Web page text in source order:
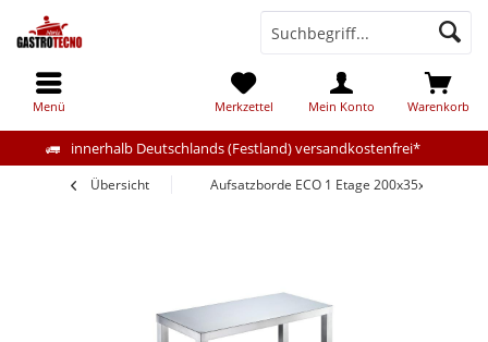
innerhalb Deutschlands (Festland) versandkostenfrei*
Warenkorb
Merkzettel Mein Konto
Menü
Übersicht Aufsatzborde ECO 1 Etage 200x35x40cm